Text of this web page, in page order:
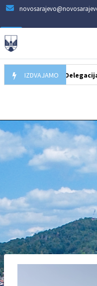
IZDVAJAMO
Delegacija Općine